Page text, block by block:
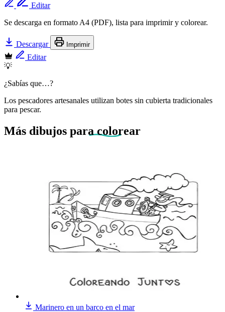
Editar
Se descarga en formato A4 (PDF), lista para imprimir y colorear.
Descargar Imprimir
Editar
💡
¿Sabías que…?
Los pescadores artesanales utilizan botes sin cubierta tradicionales
para pescar.
Más dibujos para colorear
Marinero en un barco en el mar